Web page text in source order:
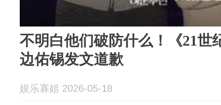
不明白他们破防什么！《21世
边佑锡发文道歉
娱乐寡姐 2026-05-18